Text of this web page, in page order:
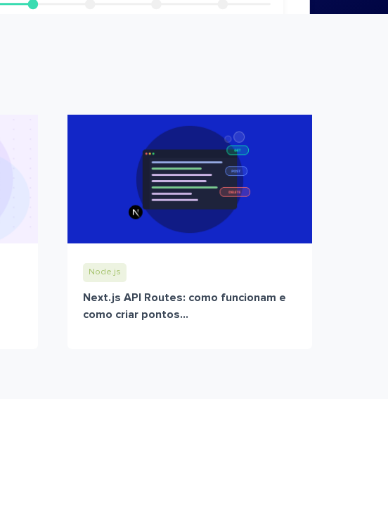
Node.js
Next.js API Routes: como funcionam e
como criar pontos...